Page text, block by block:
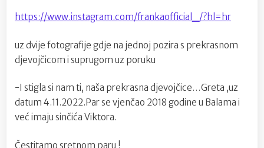
https://www.instagram.com/frankaofficial_/?hl=hr
uz dvije fotografije gdje na jednoj pozira s prekrasnom
djevojčicom i suprugom uz poruku
-I stigla si nam ti, naša prekrasna djevojčice…Greta ,uz
datum 4.11.2022.Par se vjenčao 2018 godine u Balama i
već imaju sinčića Viktora.
Čestitamo sretnom paru !